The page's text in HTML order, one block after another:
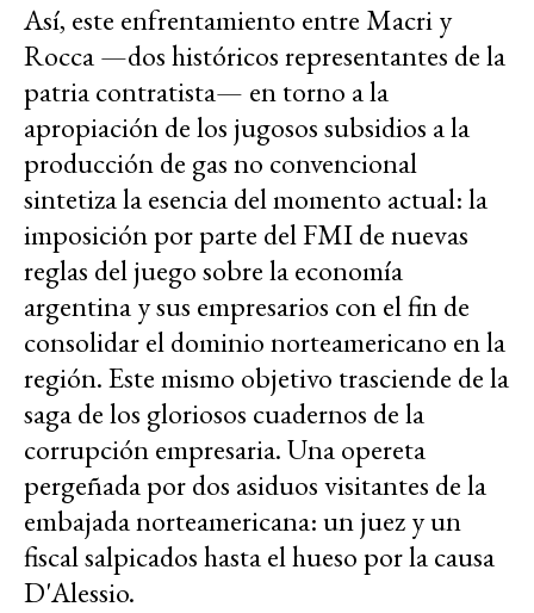
Así, este enfrentamiento entre Macri y
Rocca —dos históricos representantes de la
patria contratista— en torno a la
apropiación de los jugosos subsidios a la
producción de gas no convencional
sintetiza la esencia del momento actual: la
imposición por parte del FMI de nuevas
reglas del juego sobre la economía
argentina y sus empresarios con el fin de
consolidar el dominio norteamericano en la
región. Este mismo objetivo trasciende de la
saga de los gloriosos cuadernos de la
corrupción empresaria. Una opereta
pergeñada por dos asiduos visitantes de la
embajada norteamericana: un juez y un
fiscal salpicados hasta el hueso por la causa
D'Alessio.